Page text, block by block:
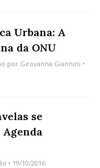
Urbana: A
da ONU
por Geovanna Giannini •
se
• 19/10/2016